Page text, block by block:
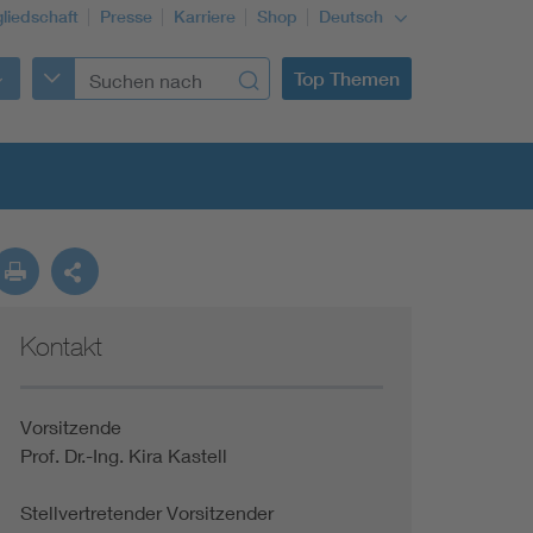
Presse Karriere Shop Deutsch
Top Themen
Building Services Engineering
Information and communications technology ICT
Kontakt
Vorsitzende
Prof. Dr.-Ing. Kira Kastell
Stellvertretender Vorsitzender